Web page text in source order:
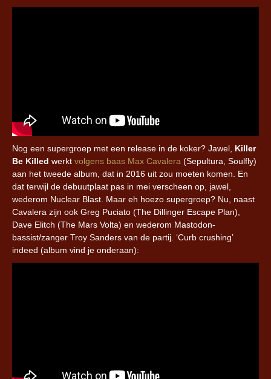
Nog een supergroep met een release in de koker? Jawel, Killer
Be Killed werkt volgens baas Max Cavalera (Sepultura, Soulfly)
aan het tweede album, dat in 2016 uit zou moeten komen. En
dat terwijl de debuutplaat pas in mei verscheen op, jawel,
wederom Nuclear Blast. Maar eh hoezo supergroep? Nu, naast
Cavalera zijn ook Greg Puciato (The Dillinger Escape Plan),
Dave Elitch (The Mars Volta) en wederom Mastodon-
bassist/zanger Troy Sanders van de partij. ‘Curb crushing’
indeed (album vind je onderaan):